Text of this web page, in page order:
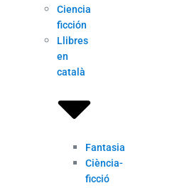
Ciencia
ficción
Llibres
en
català
Fantasia
Ciència-
ficció